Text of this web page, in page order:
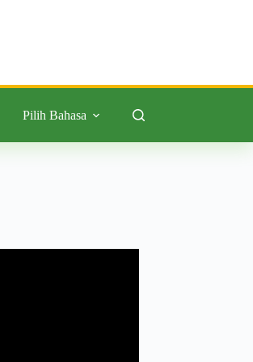
Pilih Bahasa